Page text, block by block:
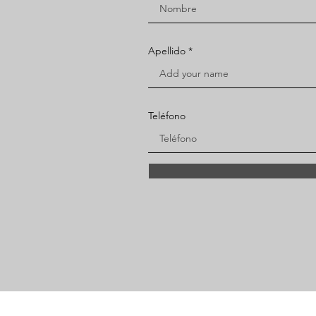
Apellido
Teléfono